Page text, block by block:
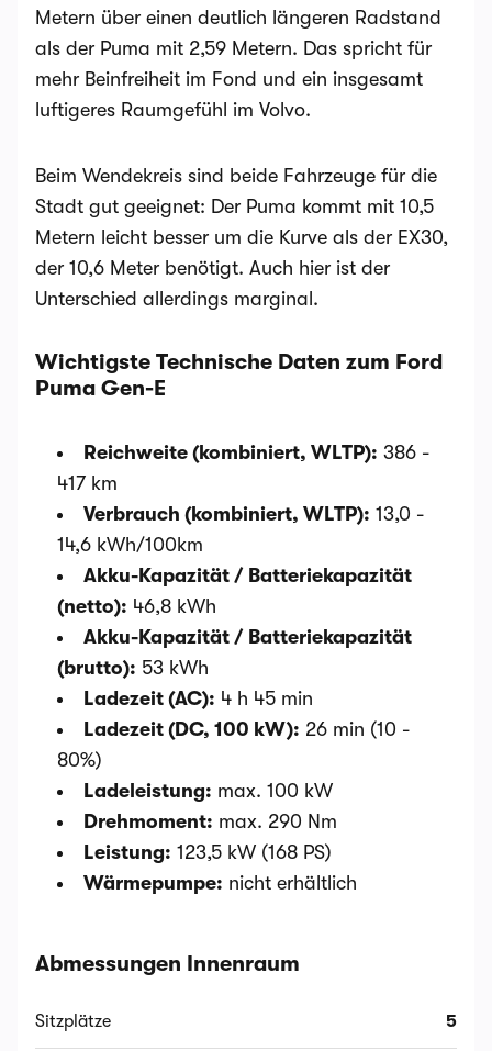
Metern über einen deutlich längeren Radstand
als der Puma mit 2,59 Metern. Das spricht für
mehr Beinfreiheit im Fond und ein insgesamt
luftigeres Raumgefühl im Volvo.
Beim Wendekreis sind beide Fahrzeuge für die
Stadt gut geeignet: Der Puma kommt mit 10,5
Metern leicht besser um die Kurve als der EX30,
der 10,6 Meter benötigt. Auch hier ist der
Unterschied allerdings marginal.
Wichtigste Technische Daten zum Ford
Puma Gen-E
Reichweite (kombiniert, WLTP): 386 -
417 km
Verbrauch (kombiniert, WLTP): 13,0 -
14,6 kWh/100km
Akku-Kapazität / Batteriekapazität
(netto): 46,8 kWh
Akku-Kapazität / Batteriekapazität
(brutto): 53 kWh
Ladezeit (AC): 4 h 45 min
Ladezeit (DC, 100 kW): 26 min (10 -
80%)
Ladeleistung: max. 100 kW
Drehmoment: max. 290 Nm
Leistung: 123,5 kW (168 PS)
Wärmepumpe: nicht erhältlich
Abmessungen Innenraum
Sitzplätze 5